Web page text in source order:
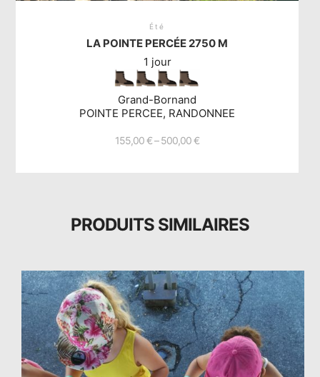
Été
LA POINTE PERCÉE 2750 M
1 jour
Grand-Bornand
POINTE PERCEE, RANDONNEE
155,00 €–500,00 €
peuvent
être
choisies
sur
la
page
du
produit
PRODUITS SIMILAIRES